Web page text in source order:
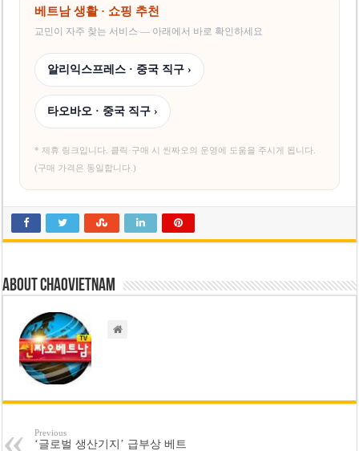
베트남 생활 · 쇼핑 추천
교민이 자주 찾는 서비스 — 아래에서 바로 확인하세요
알리익스프레스 · 중국 직구 ›
타오바오 · 중국 직구 ›
* 제휴 링크입니다. 클릭·구매 시 씬짜오의 운영에 도움을 주시게 됩니다.
(구매 가격은 동일합니다.)
About chaovietnam
Previous
‘글로벌 생산기지’ 급부상 베트